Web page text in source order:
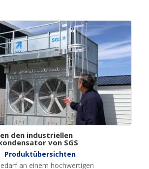
den industriellen
von SGS
Produktübersichten
an einem hochwertigen